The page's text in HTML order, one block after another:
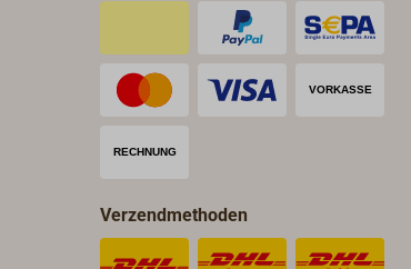
Verzendmethoden